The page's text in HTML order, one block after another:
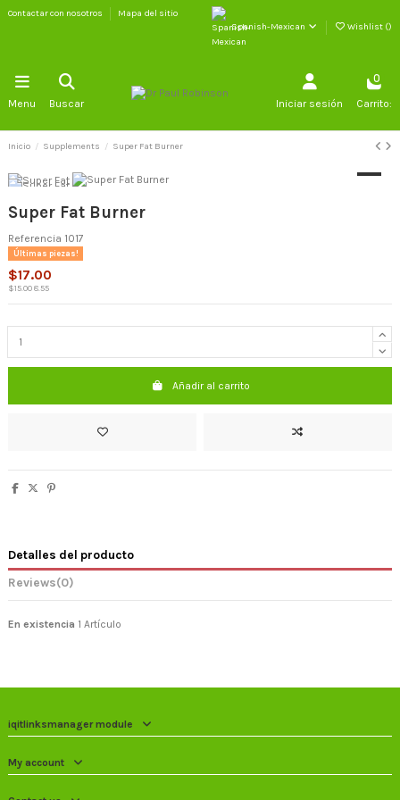
Contactar con nosotros
Mapa del sitio
Spanish-Mexican
Wishlist ()
Menu Buscar Iniciar sesión
0
Carrito:
Inicio Supplements Super Fat Burner
Super Fat Burner
Referencia 1017
Últimas piezas!
$17.00
$15.00 8.55
Añadir al carrito
Detalles del producto
Reviews(0)
En existencia 1 Artículo
iqitlinksmanager module
My account